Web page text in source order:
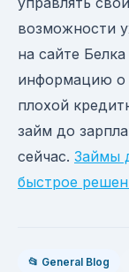
возможности
на сайте
информацию о
плохой
займ до
сейчас. Займы
быстрое
📂 General Blog